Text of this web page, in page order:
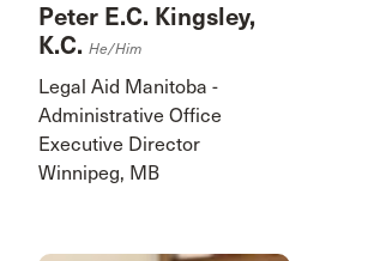
Peter E.C. Kingsley,
K.C. He/him
Legal Aid Manitoba -
Administrative Office
Executive Director
Winnipeg, MB